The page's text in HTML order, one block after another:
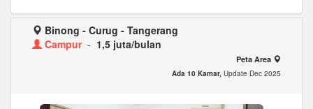
Binong - Curug - Tangerang
Campur- 1,5 juta/bulan
Peta Area
Ada 10 Kamar, Update Dec 2025